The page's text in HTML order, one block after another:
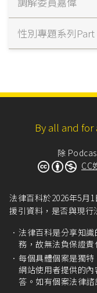
性別專題系列
By all and for
除
CC
法律百科於2026年5月
援引資料，是否與現行
法律百科是分享知
務，故無法負保證責
每個具體個案是獨
網站使用者提供的
答。如有個案法律